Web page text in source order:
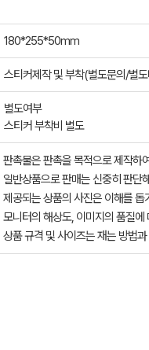
180*255*50mm
스티커제작 및 부착(별도문의/별
별도여부
스티커 부착비 별도
판촉물은 판촉을 목적으로 제작하
일반상품으로 판매는 신중히 판단
제공되는 상품의 사진은 이해를
모니터의 해상도, 이미지의 품질
상품 규격 및 사이즈는 재는 방법